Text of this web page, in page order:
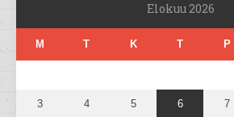
Elokuu 2026
M T K T P
3 4 5 6 7